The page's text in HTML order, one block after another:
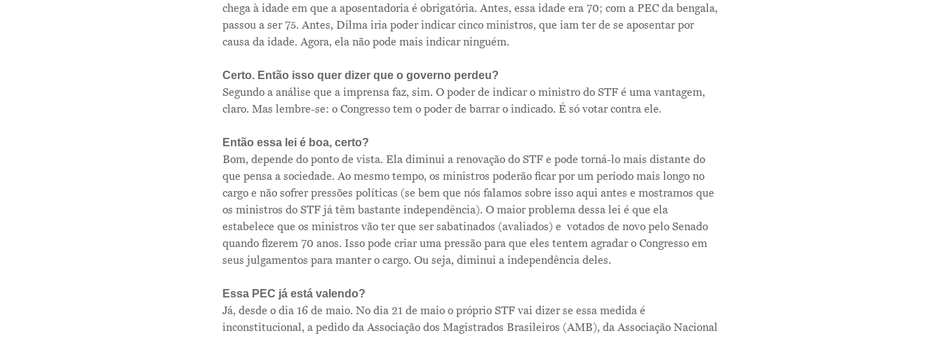
chega à idade em que a aposentadoria é obrigatória. Antes, essa idade era 70; com a PEC da bengala,
passou a ser 75. Antes, Dilma iria poder indicar cinco ministros, que iam ter de se aposentar por
causa da idade. Agora, ela não pode mais indicar ninguém.
Certo. Então isso quer dizer que o governo perdeu?
Segundo a análise que a imprensa faz, sim. O poder de indicar o ministro do STF é uma vantagem,
claro. Mas lembre-se: o Congresso tem o poder de barrar o indicado. É só votar contra ele.
Então essa lei é boa, certo?
Bom, depende do ponto de vista. Ela diminui a renovação do STF e pode torná-lo mais distante do
que pensa a sociedade. Ao mesmo tempo, os ministros poderão ficar por um período mais longo no
cargo e não sofrer pressões políticas (se bem que nós falamos sobre isso aqui antes e mostramos que
os ministros do STF já têm bastante independência). O maior problema dessa lei é que ela
estabelece que os ministros vão ter que ser sabatinados (avaliados) e votados de novo pelo Senado
quando fizerem 70 anos. Isso pode criar uma pressão para que eles tentem agradar o Congresso em
seus julgamentos para manter o cargo. Ou seja, diminui a independência deles.
Essa PEC já está valendo?
Já, desde o dia 16 de maio. No dia 21 de maio o próprio STF vai dizer se essa medida é
inconstitucional, a pedido da Associação dos Magistrados Brasileiros (AMB), da Associação Nacional